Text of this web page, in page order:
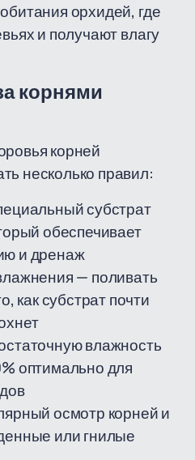
орхидей, где
и получают влагу
корнями
корней
несколько правил:
субстрат
обеспечивает
и дренаж
— поливать
как субстрат почти
влажность
оптимально для
осмотр корней и
или гнилые